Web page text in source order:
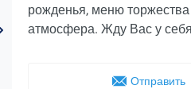
рожденья, меню
атмосфера. Жду Вас у
Отправить